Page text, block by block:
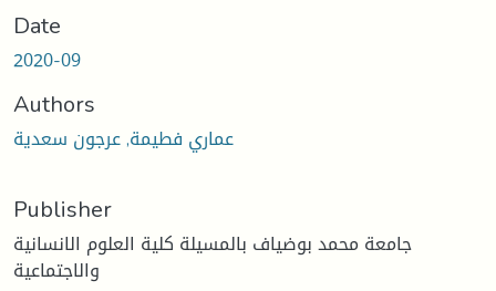
Date
2020-09
Authors
عماري فطيمة, عرجون سعدية
Publisher
جامعة محمد بوضياف بالمسيلة كلية العلوم الانسانية
والاجتماعية